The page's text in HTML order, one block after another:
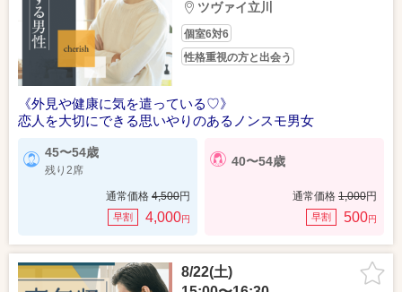
ツヴァイ立川
個室6対6
性格重視の方と出会う
《外見や健康に気を遣っている♡》
恋人を大切にできる思いやりのあるノンスモ男女
45〜54歳
残り2席
通常価格 4,500円
早割 4,000円
40〜54歳
通常価格 1,000円
早割 500円
8/22(土)